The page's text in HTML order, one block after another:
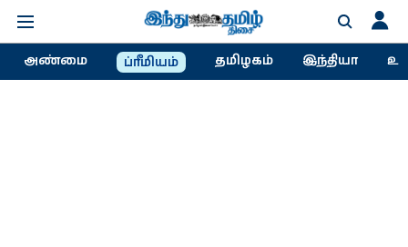
அண்மை ப்ரீமியம் தமிழகம் இந்தியா